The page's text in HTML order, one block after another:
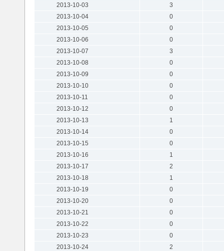
2013-10-03
3
2013-10-04
0
2013-10-05
0
2013-10-06
0
2013-10-07
3
2013-10-08
0
2013-10-09
0
2013-10-10
0
2013-10-11
0
2013-10-12
0
2013-10-13
1
2013-10-14
0
2013-10-15
0
2013-10-16
1
2013-10-17
2
2013-10-18
1
2013-10-19
0
2013-10-20
0
2013-10-21
0
2013-10-22
0
2013-10-23
0
2013-10-24
2